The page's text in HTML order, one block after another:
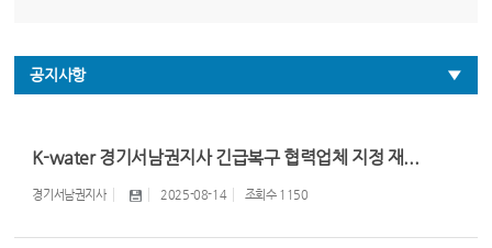
공지사항
K-water 경기서남권지사 긴급복구 협력업체 지정 재...
경기서남권지사 2025-08-14 조회수 1150